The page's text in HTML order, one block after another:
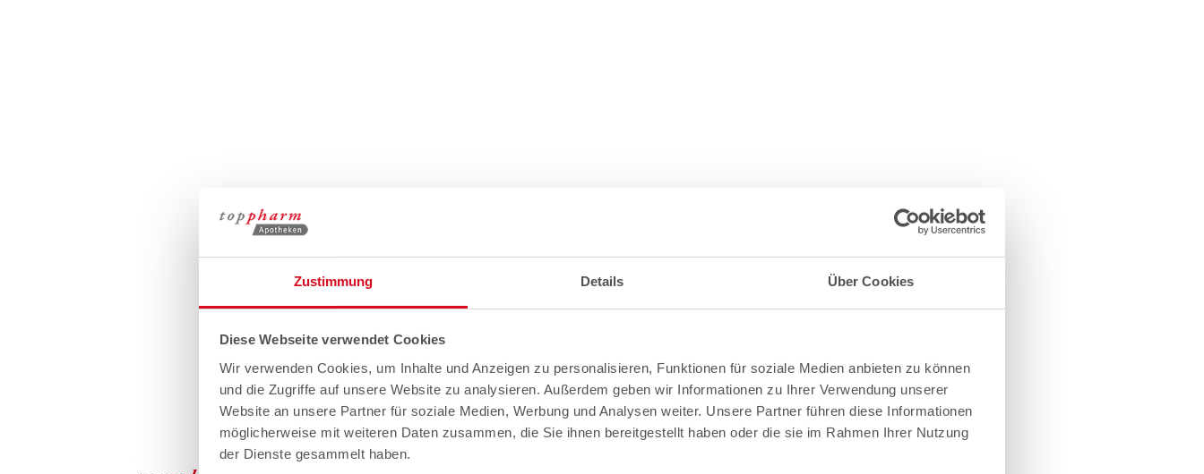
Zustimmung Details Über Cookies
Diese Webseite verwendet Cookies
Wir verwenden Cookies, um Inhalte und Anzeigen zu personalisieren, Funktionen für soziale Medien anbieten zu können
und die Zugriffe auf unsere Website zu analysieren. Außerdem geben wir Informationen zu Ihrer Verwendung unserer
Website an unsere Partner für soziale Medien, Werbung und Analysen weiter. Unsere Partner führen diese Informationen
möglicherweise mit weiteren Daten zusammen, die Sie ihnen bereitgestellt haben oder die sie im Rahmen Ihrer Nutzung
der Dienste gesammelt haben.